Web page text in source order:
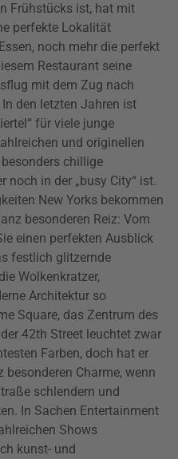
Frühstücks ist, hat mit
perfekte Lokalität
noch mehr die perfekt
Restaurant seine
mit dem Zug nach
den letzten Jahren ist
für viele junge
und originellen
chillige
in der „busy City“ ist.
New Yorks bekommen
besonderen Reiz: Vom
einen perfekten Ausblick
festlich glitzernde
Wolkenkratzer,
Architektur so
Square, das Zentrum des
42th Street leuchtet zwar
Farben, doch hat er
Charme, wenn
schlendern und
In Sachen Entertainment
Shows
kunst- und